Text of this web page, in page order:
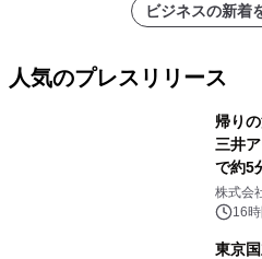
ビジネスの新着
人気のプレスリリース
帰り
三井
で約5
メニュ
株式会
16
東京